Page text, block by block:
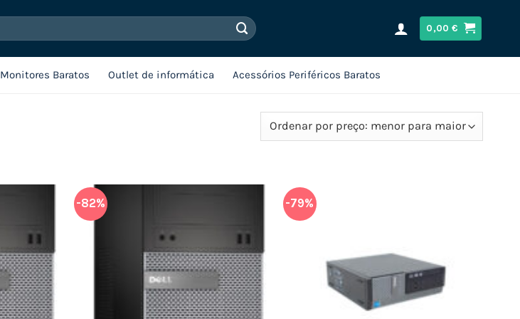
0,00€
Monitores Baratos Outlet de informática Acessórios Periféricos Baratos
-82% -79%